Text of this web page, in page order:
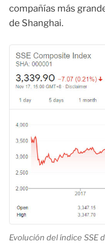
compañías más
de Shanghai.
Evolución del índice SSE